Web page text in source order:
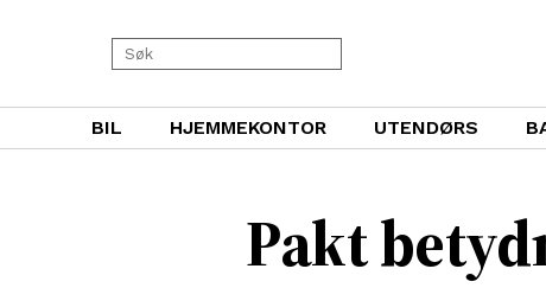
BIL HJEMMEKONTOR UTENDØRS
Pakt